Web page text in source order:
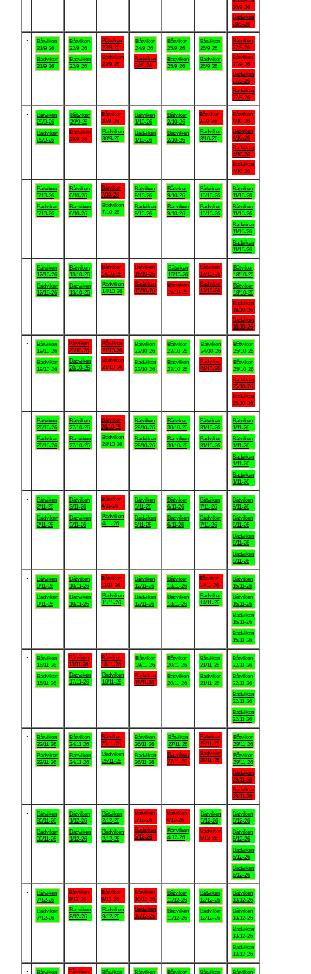
20/9-26
Badviken
20/9-26
Båtviken
21/9-26
Badviken
21/9-26
Båtviken
22/9-26
Badviken
22/9-26
Båtviken
23/9-26
Badviken
23/9-26
Båtviken
24/9-26
Badviken
24/9-26
Båtviken
25/9-26
Badviken
25/9-26
Båtviken
26/9-26
Badviken
26/9-26
Båtviken
27/9-26
Båtviken
27/9-26
Badviken
27/9-26
Badviken
27/9-26
Båtviken
28/9-26
Badviken
28/9-26
Båtviken
29/9-26
Badviken
29/9-26
Båtviken
30/9-26
Badviken
30/9-26
Båtviken
1/10-26
Badviken
1/10-26
Båtviken
2/10-26
Badviken
2/10-26
Båtviken
3/10-26
Badviken
3/10-26
Båtviken
4/10-26
Båtviken
4/10-26
Badviken
4/10-26
Badviken
4/10-26
Båtviken
5/10-26
Badviken
5/10-26
Båtviken
6/10-26
Badviken
6/10-26
Båtviken
7/10-26
Badviken
7/10-26
Båtviken
8/10-26
Badviken
8/10-26
Båtviken
9/10-26
Badviken
9/10-26
Båtviken
10/10-26
Badviken
10/10-26
Båtviken
11/10-26
Båtviken
11/10-26
Badviken
11/10-26
Badviken
11/10-26
Båtviken
12/10-26
Badviken
12/10-26
Båtviken
13/10-26
Badviken
13/10-26
Båtviken
14/10-26
Badviken
14/10-26
Båtviken
15/10-26
Badviken
15/10-26
Båtviken
16/10-26
Badviken
16/10-26
Båtviken
17/10-26
Badviken
17/10-26
Båtviken
18/10-26
Båtviken
18/10-26
Badviken
18/10-26
Badviken
18/10-26
Båtviken
19/10-26
Badviken
19/10-26
Båtviken
20/10-26
Badviken
20/10-26
Båtviken
21/10-26
Badviken
21/10-26
Båtviken
22/10-26
Badviken
22/10-26
Båtviken
23/10-26
Badviken
23/10-26
Båtviken
24/10-26
Badviken
24/10-26
Båtviken
25/10-26
Båtviken
25/10-26
Badviken
25/10-26
Badviken
25/10-26
Båtviken
26/10-26
Badviken
26/10-26
Båtviken
27/10-26
Badviken
27/10-26
Båtviken
28/10-26
Badviken
28/10-26
Båtviken
29/10-26
Badviken
29/10-26
Båtviken
30/10-26
Badviken
30/10-26
Båtviken
31/10-26
Badviken
31/10-26
Båtviken
1/11-26
Båtviken
1/11-26
Badviken
1/11-26
Badviken
1/11-26
Båtviken
2/11-26
Badviken
2/11-26
Båtviken
3/11-26
Badviken
3/11-26
Båtviken
4/11-26
Badviken
4/11-26
Båtviken
5/11-26
Badviken
5/11-26
Båtviken
6/11-26
Badviken
6/11-26
Båtviken
7/11-26
Badviken
7/11-26
Båtviken
8/11-26
Båtviken
8/11-26
Badviken
8/11-26
Badviken
8/11-26
Båtviken
9/11-26
Badviken
9/11-26
Båtviken
10/11-26
Badviken
10/11-26
Båtviken
11/11-26
Badviken
11/11-26
Båtviken
12/11-26
Badviken
12/11-26
Båtviken
13/11-26
Badviken
13/11-26
Båtviken
14/11-26
Badviken
14/11-26
Båtviken
15/11-26
Båtviken
15/11-26
Badviken
15/11-26
Badviken
15/11-26
Båtviken
16/11-26
Badviken
16/11-26
Båtviken
17/11-26
Badviken
17/11-26
Båtviken
18/11-26
Badviken
18/11-26
Båtviken
19/11-26
Badviken
19/11-26
Båtviken
20/11-26
Badviken
20/11-26
Båtviken
21/11-26
Badviken
21/11-26
Båtviken
22/11-26
Båtviken
22/11-26
Badviken
22/11-26
Badviken
22/11-26
Båtviken
23/11-26
Badviken
23/11-26
Båtviken
24/11-26
Badviken
24/11-26
Båtviken
25/11-26
Badviken
25/11-26
Båtviken
26/11-26
Badviken
26/11-26
Båtviken
27/11-26
Badviken
27/11-26
Båtviken
28/11-26
Badviken
28/11-26
Båtviken
29/11-26
Båtviken
29/11-26
Badviken
29/11-26
Badviken
29/11-26
Båtviken
30/11-26
Badviken
30/11-26
Båtviken
1/12-26
Badviken
1/12-26
Båtviken
2/12-26
Badviken
2/12-26
Båtviken
3/12-26
Badviken
3/12-26
Båtviken
4/12-26
Badviken
4/12-26
Båtviken
5/12-26
Badviken
5/12-26
Båtviken
6/12-26
Båtviken
6/12-26
Badviken
6/12-26
Badviken
6/12-26
Båtviken
7/12-26
Badviken
7/12-26
Båtviken
8/12-26
Badviken
8/12-26
Båtviken
9/12-26
Badviken
9/12-26
Båtviken
10/12-26
Badviken
10/12-26
Båtviken
11/12-26
Badviken
11/12-26
Båtviken
12/12-26
Badviken
12/12-26
Båtviken
13/12-26
Båtviken
13/12-26
Badviken
13/12-26
Badviken
13/12-26
Båtviken
Båtviken
Båtviken
Båtviken
Båtviken
Båtviken
Båtviken